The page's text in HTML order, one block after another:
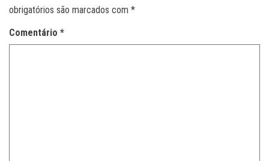
obrigatórios são marcados com *
Comentário *